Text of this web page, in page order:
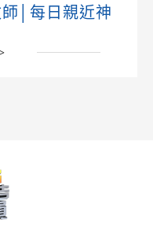
│每日親近神